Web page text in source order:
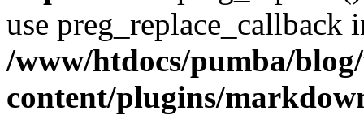
use preg_replace_callback
/www/htdocs/pumba/
content/plugins/